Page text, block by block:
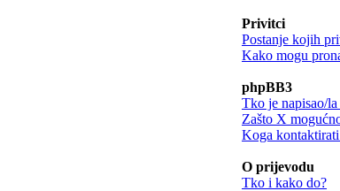
Privitci
Postanje kojih
Kako mogu
phpBB3
Tko je napisao/
Zašto X
Koga
O prijevodu
Tko i kako do?